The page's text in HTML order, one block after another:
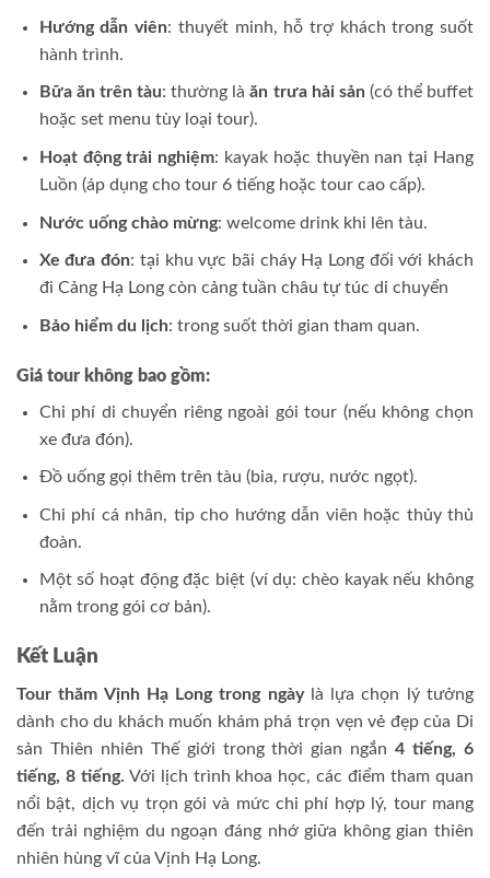
Hướng dẫn viên: thuyết minh, hỗ trợ khách trong suốt
hành trình.
Bữa ăn trên tàu: thường làăn trưa hải sản (có thể buffet
hoặc set menu tùy loại tour).
Hoạt động trải nghiệm: kayak hoặc thuyền nan tại Hang
Luồn (áp dụng cho tour 6 tiếng hoặc tour cao cấp).
Nước uống chào mừng: welcome drink khi lên tàu.
Xe đưa đón: tại khu vực bãi cháy Hạ Long đối với khách
đi Cảng Hạ Long còn cảng tuần châu tự túc di chuyển
Bảo hiểm du lịch: trong suốt thời gian tham quan.
Giá tour không bao gồm:
Chi phí di chuyển riêng ngoài gói tour (nếu không chọn
xe đưa đón).
Đồ uống gọi thêm trên tàu (bia, rượu, nước ngọt).
Chi phí cá nhân, tip cho hướng dẫn viên hoặc thủy thủ
đoàn.
Một số hoạt động đặc biệt (ví dụ: chèo kayak nếu không
nằm trong gói cơ bản).
Kết Luận
Tour thăm Vịnh Hạ Long trong ngàylà lựa chọn lý tưởng
dành cho du khách muốn khám phá trọn vẹn vẻ đẹp của Di
sản Thiên nhiên Thế giới trong thời gian ngắn 4 tiếng, 6
tiếng, 8 tiếng. Với lịch trình khoa học, các điểm tham quan
nổi bật, dịch vụ trọn gói và mức chi phí hợp lý, tour mang
đến trải nghiệm du ngoạn đáng nhớ giữa không gian thiên
nhiên hùng vĩ của Vịnh Hạ Long.